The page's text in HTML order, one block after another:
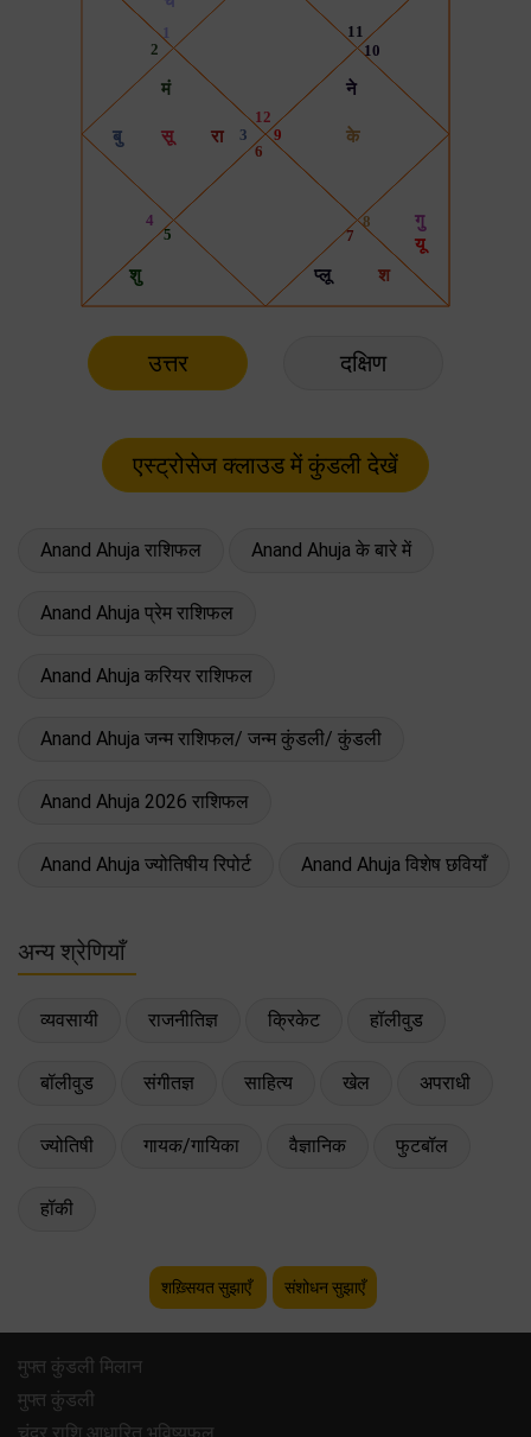
उत्तर दक्षिण
Anand Ahuja राशिफल Anand Ahuja के बारे में
Anand Ahuja प्रेम राशिफल
Anand Ahuja करियर राशिफल
Anand Ahuja जन्म राशिफल/ जन्म कुंडली/ कुंडली
Anand Ahuja 2026 राशिफल
Anand Ahuja ज्योतिषीय रिपोर्ट Anand Ahuja विशेष छवियाँ
अन्य श्रेणियाँ
व्यवसायी राजनीतिज्ञ क्रिकेट हॉलीवुड
बॉलीवुड संगीतज्ञ साहित्य खेल अपराधी
ज्योतिषी गायक/गायिका वैज्ञानिक फुटबॉल
हॉकी
शख़्सियत सुझाएँ संशोधन सुझाएँ
मुफ्त कुंडली मिलान
मुफ्त कुंडली
चंद्र राशि आधारित भविष्यफल